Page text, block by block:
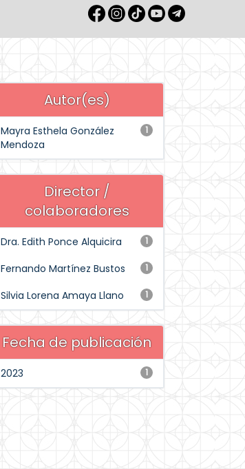
Autor(es)
1
Mayra Esthela González
Mendoza
Director /
colaboradores
1
Dra. Edith Ponce Alquicira
1
Fernando Martínez Bustos
1
Silvia Lorena Amaya Llano
Fecha de publicación
1
2023